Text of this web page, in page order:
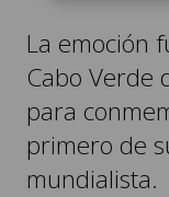
La emoción
Cabo Verde
para
primero de
mundialista.